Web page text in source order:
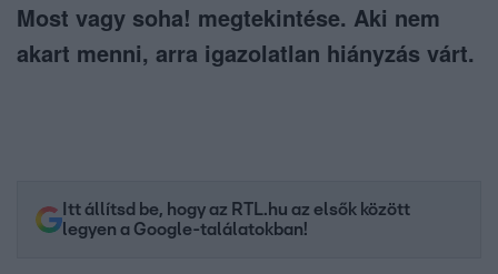
Most vagy soha! megtekintése. Aki nem
akart menni, arra igazolatlan hiányzás várt.
Itt állítsd be, hogy az RTL.hu az elsők között
legyen a Google-találatokban!